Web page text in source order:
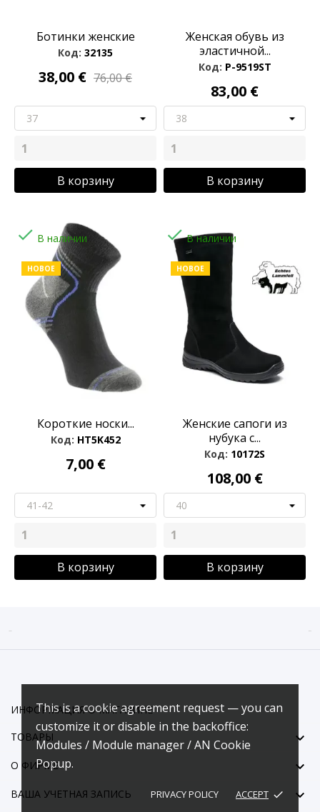
This is a cookie agreement request — you can
customize it or disable in the backoffice:
Modules / Module manager / AN Cookie
Popup.
PRIVACY POLICY ACCEPT done
Ботинки женские
Код: 32135
38,00 € 76,00 €
В корзину
Женская обувь из
эластичной...
Код: P-9519ST
83,00 €
В корзину
 В наличии
НОВОЕ
Короткие носки...
Код: HT5K452
7,00 €
В корзину
В наличии
НОВОЕ
Женские сапоги из
нубука с...
Код: 10172S
108,00 €
В корзину
 
ИНФОРМАЦИЯ О МАГАЗИНЕ
ТОВАРЫ

О ФИРМЕ 
ВАША УЧЕТНАЯ ЗАПИСЬ 